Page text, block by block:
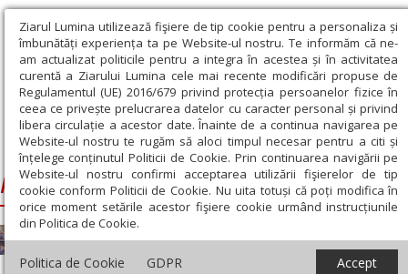
Ziarul Lumina utilizează fişiere de tip cookie pentru a personaliza și
îmbunătăți experiența ta pe Website-ul nostru. Te informăm că ne-
am actualizat politicile pentru a integra în acestea și în activitatea
curentă a Ziarului Lumina cele mai recente modificări propuse de
Regulamentul (UE) 2016/679 privind protecția persoanelor fizice în
ceea ce privește prelucrarea datelor cu caracter personal și privind
libera circulație a acestor date. Înainte de a continua navigarea pe
Website-ul nostru te rugăm să aloci timpul necesar pentru a citi și
înțelege conținutul Politicii de Cookie. Prin continuarea navigării pe
Website-ul nostru confirmi acceptarea utilizării fişierelor de tip
cookie conform Politicii de Cookie. Nu uita totuși că poți modifica în
orice moment setările acestor fişiere cookie urmând instrucțiunile
din Politica de Cookie.
Politica de Cookie GDPR Accept
Ziarul Lumina › Pavecerniţa Mare
Pavecerniţa Mare
Știri Diaspora